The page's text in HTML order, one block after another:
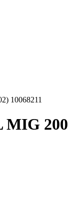
10068211
MIG 200